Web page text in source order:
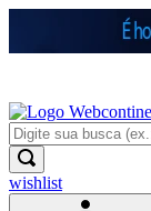
wishlist